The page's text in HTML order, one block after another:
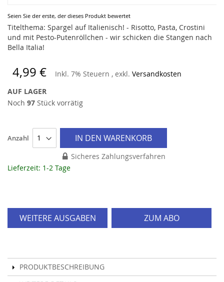
Seien Sie der erste, der dieses Produkt bewertet
Titelthema: Spargel auf Italienisch! - Risotto, Pasta, Crostini
und mit Pesto-Putenröllchen - wir schicken die Stangen nach
Bella Italia!
4,99 € Inkl. 7% Steuern , exkl. Versandkosten
AUF LAGER
Noch 97 Stück vorrätig
Anzahl IN DEN WARENKORB
Sicheres Zahlungsverfahren
Lieferzeit: 1-2 Tage
WEITERE AUSGABEN ZUM ABO
PRODUKTBESCHREIBUNG
Zum
Anfang
der
Bildergalerie